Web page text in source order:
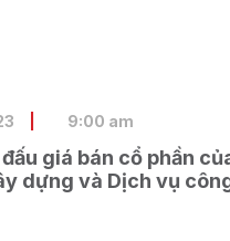
giá bán cổ phần
dựng và Dịch vụ
9:00 am